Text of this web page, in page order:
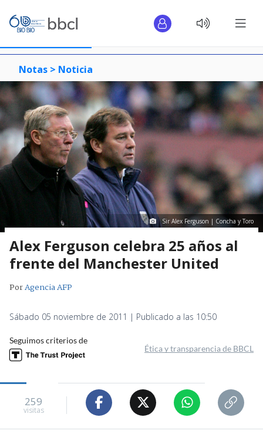
Notas > Noticia
Sir Alex Ferguson | Concha y Toro
Alex Ferguson celebra 25 años al
frente del Manchester United
PorAgencia AFP
Sábado 05 noviembre de 2011 | Publicado a las 10:50
Seguimos criterios de
Ética y transparencia de BBCL
259
visitas